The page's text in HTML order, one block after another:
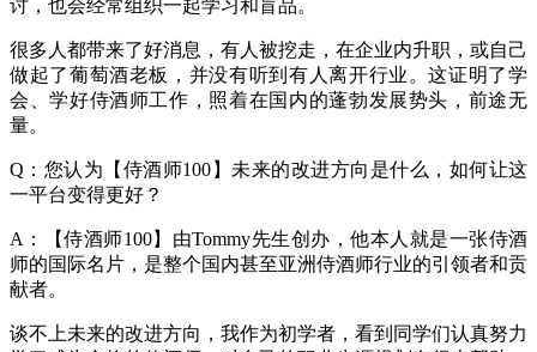
讨，也会经常组织一起学习和盲品。
很多人都带来了好消息，有人被挖走，在企业内升职，或自己
做起了葡萄酒老板，并没有听到有人离开行业。这证明了学
会、学好侍酒师工作，照着在国内的蓬勃发展势头，前途无
量。
Q：您认为【侍酒师100】未来的改进方向是什么，如何让这
一平台变得更好？
A：【侍酒师100】由Tommy先生创办，他本人就是一张侍酒
师的国际名片，是整个国内甚至亚洲侍酒师行业的引领者和贡
献者。
谈不上未来的改进方向，我作为初学者，看到同学们认真努力